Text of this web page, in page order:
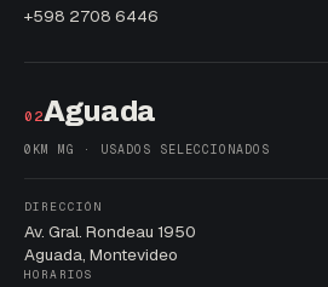
+598 2708 6446
02Aguada
0KM MG · USADOS SELECCIONADOS
DIRECCIÓN
Av. Gral. Rondeau 1950
Aguada, Montevideo
HORARIOS